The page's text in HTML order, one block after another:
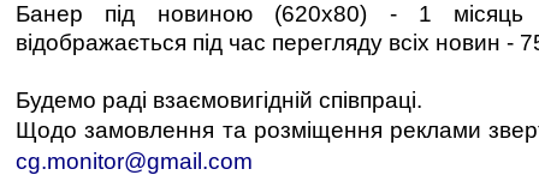
Банер під новиною (620х80) - 1
відображається під час перегляду всіх новин -
Будемо раді взаємовигідній співпраці.
Щодо замовлення та розміщення реклами
cg.monitor@gmail.com